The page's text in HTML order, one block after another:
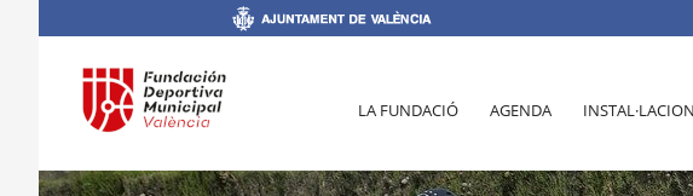
LA FUNDACIÓ AGENDA